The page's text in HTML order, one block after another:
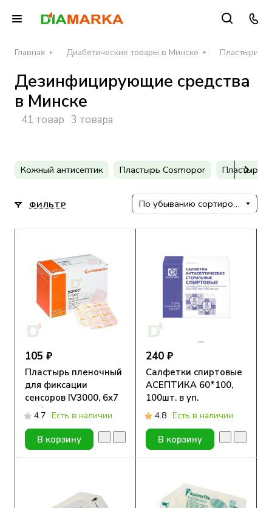
Главная Диабетические товары в Минске Пластыри и
Дезинфицирующие средства
в Минске
41 товар 3 товара
Кожный антисептик Пластырь Cosmopor Пластырь
ФИЛЬТР По убыванию сортировки
105 ₽
Пластырь пленочный
для фиксации
сенсоров IV3000, 6х7
см, 1 шт
4.7 Есть в наличии
В корзину
240 ₽
Салфетки спиртовые
АСЕПТИКА 60*100,
100шт. в уп.
4.8 Есть в наличии
В корзину